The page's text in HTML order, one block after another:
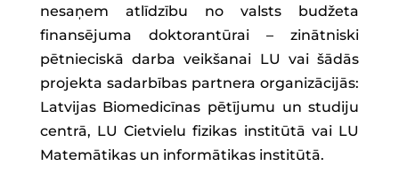
nesaņem atlīdzību no valsts budžeta
finansējuma doktorantūrai – zinātniski
pētnieciskā darba veikšanai LU vai šādās
projekta sadarbības partnera organizācijās:
Latvijas Biomedicīnas pētījumu un studiju
centrā, LU Cietvielu fizikas institūtā vai LU
Matemātikas un informātikas institūtā.